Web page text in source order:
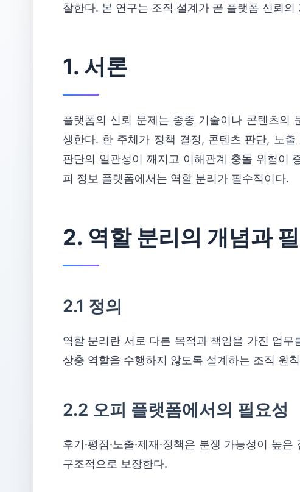
찰한다. 본 연구는 조직 설계가 곧 플랫폼 신뢰
1. 서론
플랫폼의 신뢰 문제는 종종 기술이나 콘텐츠의
생한다. 한 주체가 정책 결정, 콘텐츠 판단, 노
판단의 일관성이 깨지고 이해관계 충돌 위험이
피 정보 플랫폼에서는 역할 분리가 필수적이다.
2. 역할 분리의 개념과
2.1 정의
역할 분리란 서로 다른 목적과 책임을 가진 업무
상충 역할을 수행하지 않도록 설계하는 조직 원
2.2 오피 플랫폼에서의 필요성
후기·평점·노출·제재·정책은 분쟁 가능성이 높
구조적으로 보장한다.